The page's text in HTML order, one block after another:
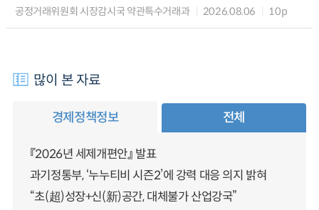
공정거래위원회 시장감시국 약관특수거래과 2026.08.06 10p
많이 본 자료
경제정책정보 전체
『2026년 세제개편안』 발표
과기정통부, ‘누누티비 시즌2’에 강력 대응 의지 밝혀
“초(超)성장+신(新)공간, 대체불가 산업강국”